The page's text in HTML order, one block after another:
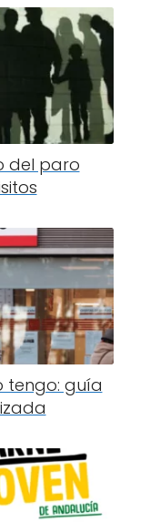
del paro
tengo: guía